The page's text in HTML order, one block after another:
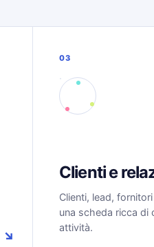
↘
03
Clienti e
Clienti, lead,
una scheda ricca di
attività.